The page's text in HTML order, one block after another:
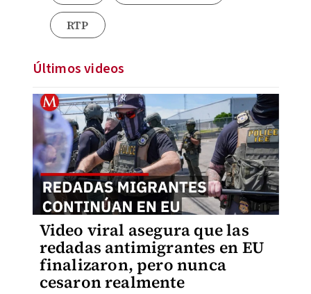
RTP
Últimos videos
Video viral asegura que las
redadas antimigrantes en EU
finalizaron, pero nunca
cesaron realmente